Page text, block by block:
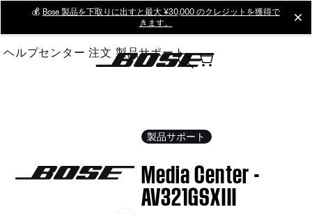
Main
💰 Bose 製品を下取りに出すと最大 ¥30,000 のクレジットを獲得で
きます。
ヘルプセンター 注文 製品サポート
製品サポート
Media Center -
AV321GSXIII